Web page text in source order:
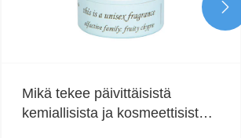
Mikä tekee päivittäisistä
kemiallisista ja kosmeettisista
